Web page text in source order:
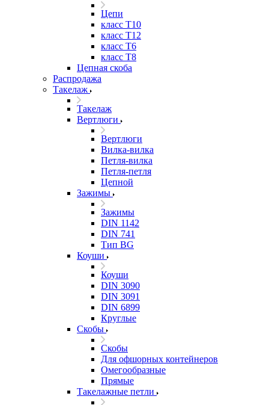
Цепи
класс Т10
класс Т12
класс Т6
класс Т8
Цепная скоба
Распродажа
Такелаж
Такелаж
Вертлюги
Вертлюги
Вилка-вилка
Петля-вилка
Петля-петля
Цепной
Зажимы
Зажимы
DIN 1142
DIN 741
Тип BG
Коуши
Коуши
DIN 3090
DIN 3091
DIN 6899
Круглые
Скобы
Скобы
Для офшорных контейнеров
Омегообразные
Прямые
Такелажные петли